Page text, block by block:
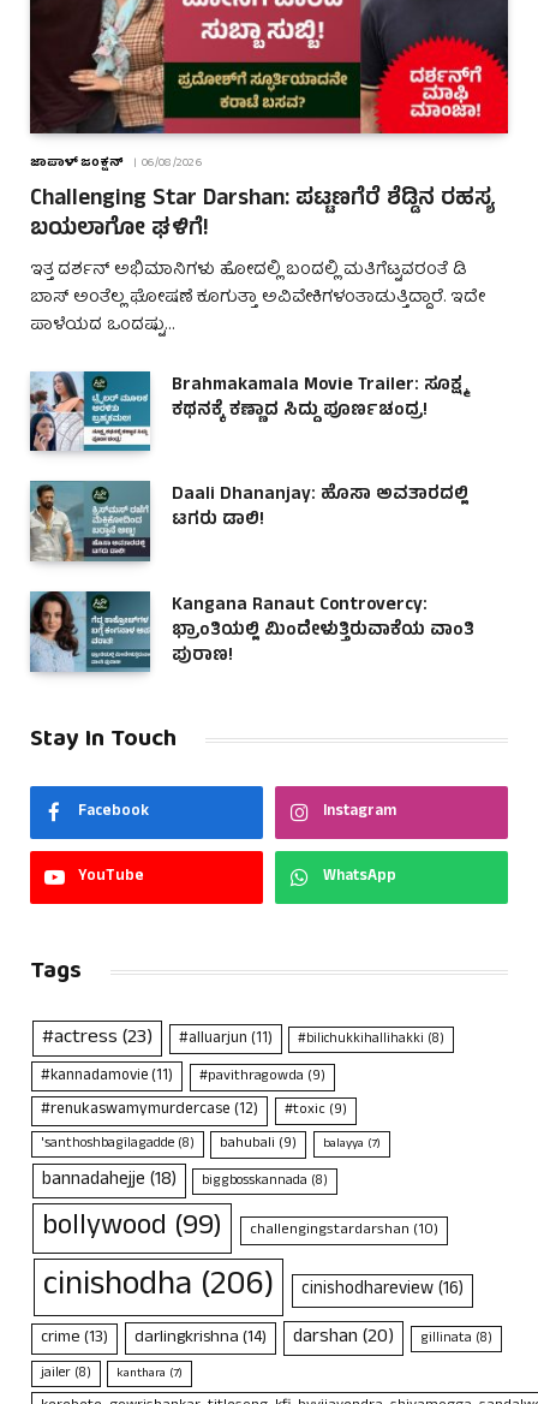
ಜಾಪಾಳ್ ಜಂಕ್ಷನ್ 06/08/2026
Challenging Star Darshan: ಪಟ್ಟಣಗೆರೆ ಶೆಡ್ಡಿನ ರಹಸ್ಯ
ಬಯಲಾಗೋ ಘಳಿಗೆ!
ಇತ್ತ ದರ್ಶನ್ ಅಭಿಮಾನಿಗಳು ಹೋದಲ್ಲಿ ಬಂದಲ್ಲಿ ಮತಿಗೆಟ್ಟವರಂತೆ ಡಿ
ಬಾಸ್ ಅಂತೆಲ್ಲ ಘೋಷಣೆ ಕೂಗುತ್ತಾ ಅವಿವೇಕಿಗಳಂತಾಡುತ್ತಿದ್ದಾರೆ. ಇದೇ
ಪಾಳೆಯದ ಒಂದಷ್ಟು…
Brahmakamala Movie Trailer: ಸೂಕ್ಷ್ಮ
ಕಥನಕ್ಕೆ ಕಣ್ಣಾದ ಸಿದ್ದು ಪೂರ್ಣಚಂದ್ರ!
Daali Dhananjay: ಹೊಸಾ ಅವತಾರದಲ್ಲಿ
ಟಗರು ಡಾಲಿ!
Kangana Ranaut Controvercy:
ಭ್ರಾಂತಿಯಲ್ಲಿ ಮಿಂದೇಳುತ್ತಿರುವಾಕೆಯ ವಾಂತಿ
ಪುರಾಣ!
Stay In Touch
Facebook Instagram
YouTube WhatsApp
Tags
#actress(23) #alluarjun(11) #bilichukkihallihakki (8)
#kannadamovie(11) #pavithragowda (9)
#renukaswamymurdercase(12) #toxic(9)
'santhoshbagilagadde (8) bahubali (9) balayya (7)
bannadahejje(18) biggbosskannada (8)
bollywood (99) challengingstardarshan (10)
cinishodha (206) cinishodhareview(16)
crime(13) darlingkrishna(14) darshan(20) gillinata (8)
jailer (8) kanthara (7)